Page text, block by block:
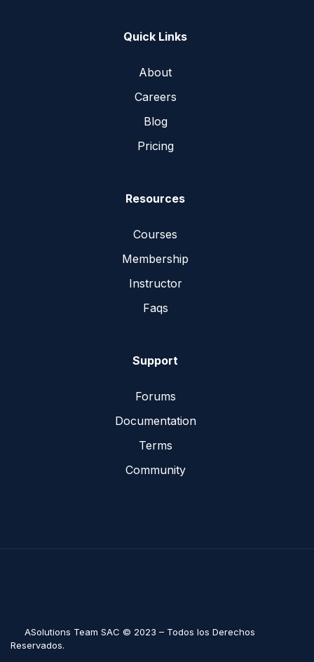
Quick Links
About
Careers
Blog
Pricing
Resources
Courses
Membership
Instructor
Faqs
Support
Forums
Documentation
Terms
Community
ASolutions Team SAC © 2023 – Todos los Derechos
Reservados.